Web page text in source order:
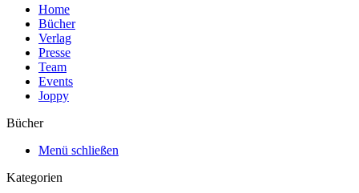
Home
Bücher
Verlag
Presse
Team
Events
Joppy
Bücher
Menü schließen
Kategorien